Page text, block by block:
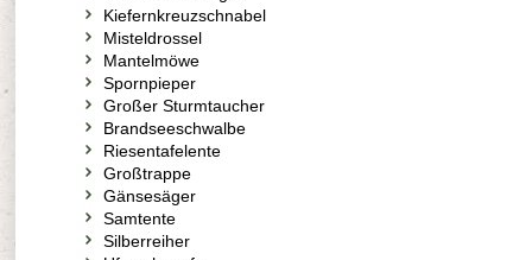
Kiefernkreuzschnabel
Misteldrossel
Mantelmöwe
Spornpieper
Großer Sturmtaucher
Brandseeschwalbe
Riesentafelente
Großtrappe
Gänsesäger
Samtente
Silberreiher